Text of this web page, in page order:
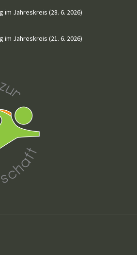
im Jahreskreis (28. 6. 2026)
im Jahreskreis (21. 6. 2026)